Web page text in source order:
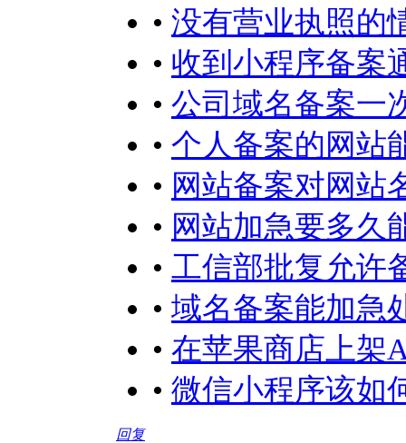
• 没有营业执照的
• 收到小程序备案
• 公司域名备案一
• 个人备案的网站
• 网站备案对网站
• 网站加急要多久
• 工信部批复允许
• 域名备案能加急
• 在苹果商店上架
• 微信小程序该如
回复